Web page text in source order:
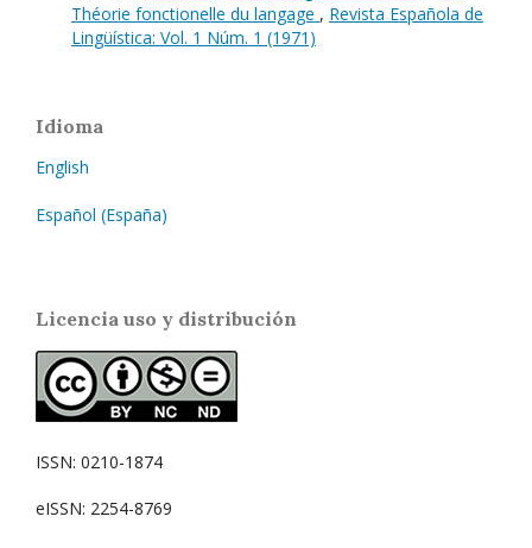
Théorie fonctionelle du langage , Revista Española de
Lingüística: Vol. 1 Núm. 1 (1971)
Idioma
English
Español (España)
Licencia uso y distribución
ISSN: 0210-1874
eISSN: 2254-8769